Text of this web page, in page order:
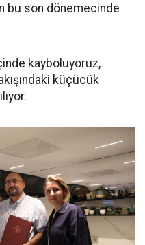
bu son dönemecinde
kayboluyoruz,
küçücük